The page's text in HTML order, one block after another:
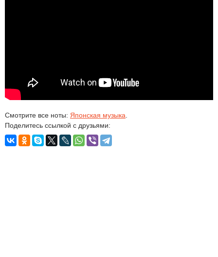
Смотрите все ноты: Японская музыка
Поделитесь ссылкой с друзьями: